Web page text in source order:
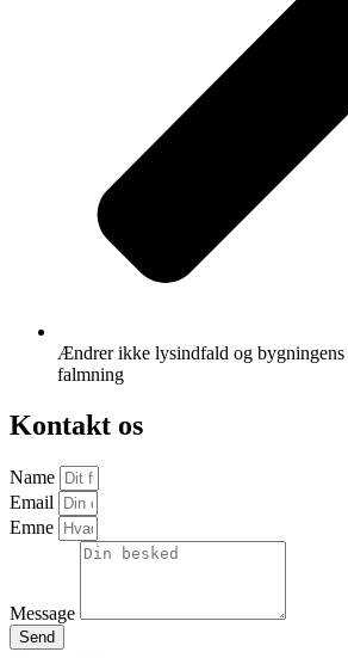
Ændrer ikke lysindfald og bygningens
falmning
Kontakt os
Name
Email
Emne
Message
Send